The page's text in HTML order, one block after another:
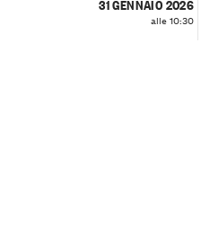
alle 10:30